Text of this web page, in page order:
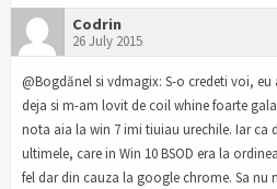
Codrin
26 July 2015
@Bogdănel si vdmagix: S-o credeti voi,
deja si m-am lovit de coil whine foarte
nota aia la win 7 imi tiuiau urechile. Iar ca
ultimele, care in Win 10 BSOD era la
fel dar din cauza la google chrome. Sa nu